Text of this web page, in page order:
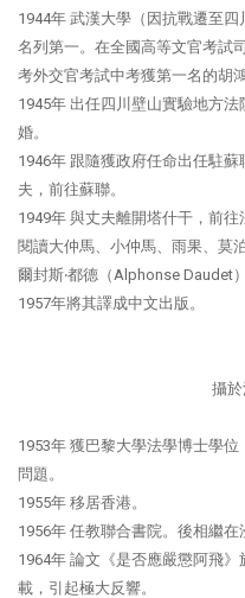
1944年 武漢大學（因抗戰遷至
名列第一。在全國高等文官考試
考外交官考試中考獲第一名的胡鴻
1945年 出任四川壁山實驗地方
婚。
1946年 跟隨獲政府任命出任駐
夫，前往蘇聯。
1949年 與丈夫離開塔什干，前
閱讀大仲馬、小仲馬、雨果、莫
爾封斯‧都德（Alphonse Daudet
1957年將其譯成中文出版。
攝於
1953年 獲巴黎大學法學博士學
問題。
1955年 移居香港。
1956年 任教聯合書院。後相繼在
1964年 論文《是否應嚴懲阿飛
載，引起極大反響。